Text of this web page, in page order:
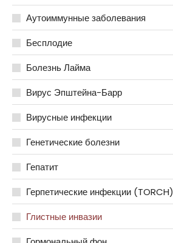
Аутоиммунные заболевания
Бесплодие
Болезнь Лайма
Вирус Эпштейна-Барр
Вирусные инфекции
Генетические болезни
Гепатит
Герпетические инфекции (TORCH)
Глистные инвазии